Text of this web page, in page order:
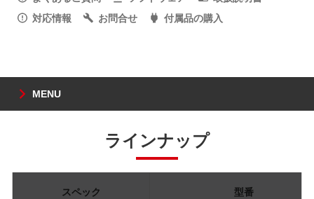
対応情報
お問合せ 付属品の購入
MENU
ラインナップ
スペック 型番